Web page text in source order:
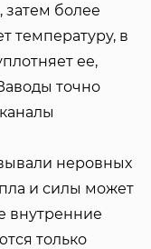
затем более
температуру, в
ее,
точно
неровных
и силы может
внутренние
только